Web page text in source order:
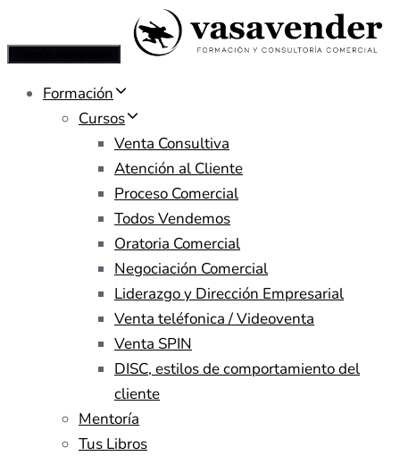
Formación
Cursos
Venta Consultiva
Atención al Cliente
Proceso Comercial
Todos Vendemos
Oratoria Comercial
Negociación Comercial
Liderazgo y Dirección Empresarial
Venta teléfonica / Videoventa
Venta SPIN
DISC, estilos de comportamiento del
cliente
Mentoría
Tus Libros